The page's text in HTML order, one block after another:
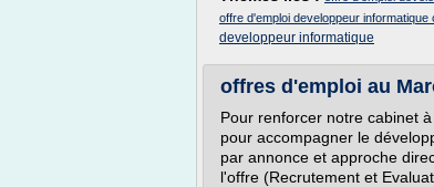
offre d'emploi developpeur informatique
developpeur informatique
offres d'emploi au
Pour renforcer notre cabinet
pour accompagner le
par annonce et approche
l'offre (Recrutement et